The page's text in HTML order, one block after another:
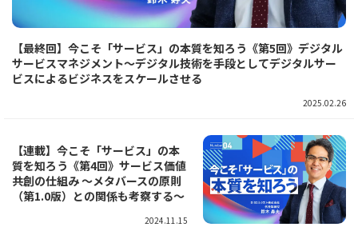
【最終回】今こそ「サービス」の本質を知ろう《第5回》デジタル
サービスマネジメント～デジタル技術を手段としてデジタルサー
ビスによるビジネスをスケールさせる
2025.02.26
【連載】今こそ「サービス」の本
質を知ろう《第4回》サービス価値
共創の仕組み ～メタバースの原則
（第1.0版）との関係も考察する～
2024.11.15